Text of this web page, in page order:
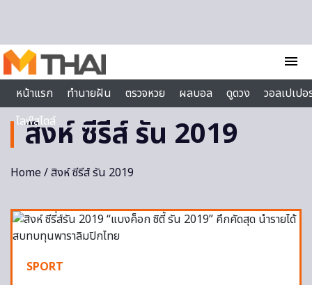
menu
หน้าแรก
ทำนายฝัน ตรวจหวย ผลบอล ดูดวง
วอลเปเป
ไลฟ์สไตล์
สิงห์ ซีรีส์ รัน 2019
Home/ สิงห์ ซีรีส์ รัน 2019
SPORT